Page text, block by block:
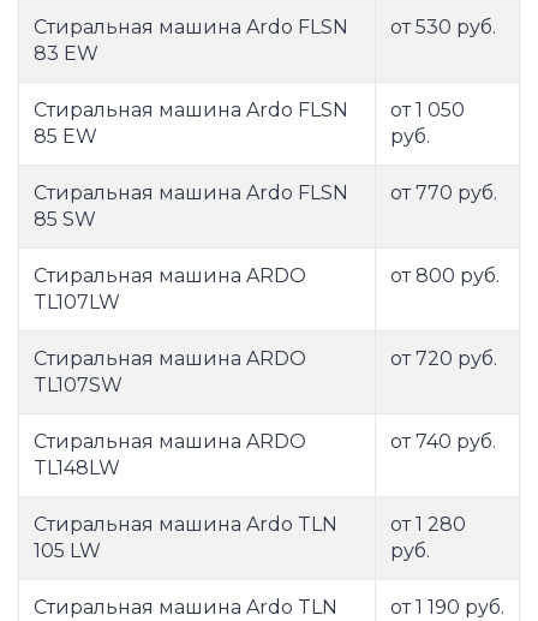
Стиральная машина Ardo FLSN
83 EW
от 530 руб.
Стиральная машина Ardo FLSN
85 EW
от 1 050
руб.
Стиральная машина Ardo FLSN
85 SW
от 770 руб.
Стиральная машина ARDO
TL107LW
от 800 руб.
Стиральная машина ARDO
TL107SW
от 720 руб.
Стиральная машина ARDO
TL148LW
от 740 руб.
Стиральная машина Ardo TLN
105 LW
от 1 280
руб.
Стиральная машина Ardo TLN
от 1 190 руб.